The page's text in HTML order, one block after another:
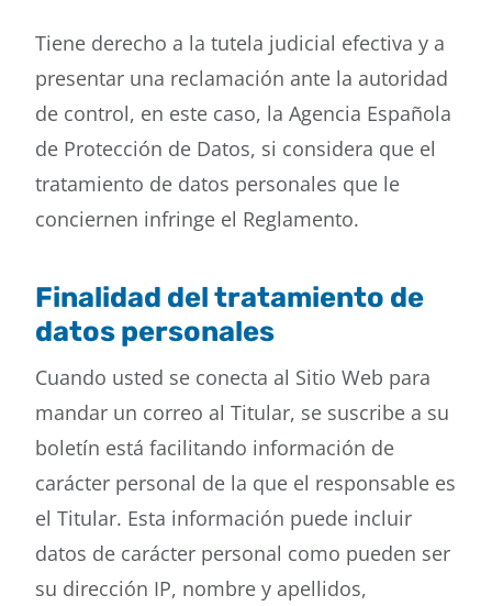
Tiene derecho a la tutela judicial efectiva y a
presentar una reclamación ante la autoridad
de control, en este caso, la Agencia Española
de Protección de Datos, si considera que el
tratamiento de datos personales que le
conciernen infringe el Reglamento.
Finalidad del tratamiento de
datos personales
Cuando usted se conecta al Sitio Web para
mandar un correo al Titular, se suscribe a su
boletín está facilitando información de
carácter personal de la que el responsable es
el Titular. Esta información puede incluir
datos de carácter personal como pueden ser
su dirección IP, nombre y apellidos,